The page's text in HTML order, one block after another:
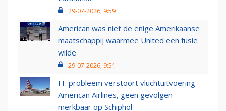
29-07-2026, 9:59
American was niet de enige Amerikaanse
maatschappij waarmee United een fusie
wilde
29-07-2026, 9:51
IT-probleem verstoort vluchtuitvoering
American Airlines, geen gevolgen
merkbaar op Schiphol